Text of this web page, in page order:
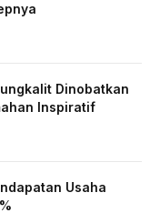
Dinobatkan
Inspiratif
Usaha